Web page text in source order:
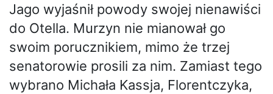
Jago wyjaśnił powody swojej nienawiści
do Otella. Murzyn nie mianował go
swoim porucznikiem, mimo że trzej
senatorowie prosili za nim. Zamiast tego
wybrano Michała Kassja, Florentczyka,